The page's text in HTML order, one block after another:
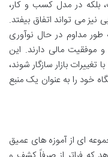
بلکه در مدل کسب و کار،
نیز می تواند اتفاق بیفتد.
مداوم در حال نوآوری
موفقیت مالی دارند. این
بازار سازگار شوند،
خود را به عنوان یک منبع
ای از آموزه های عمیق